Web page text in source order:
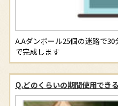
Aダンボール25個の迷路で
で完成します
Q.どのくらいの期間使用でき